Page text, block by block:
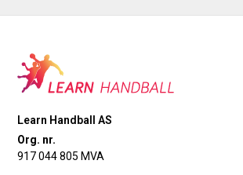
Learn Handball AS
Org. nr.
917 044 805 MVA